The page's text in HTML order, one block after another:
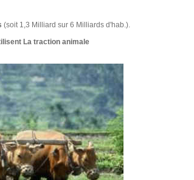
(soit 1,3 Milliard sur 6 Milliards d'hab.).
La traction animale